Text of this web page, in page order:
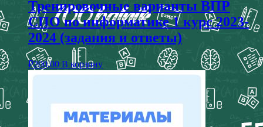
Тренировочные варианты ВПР
СПО по информатике 1 курс 2023-
2024 (задания и ответы)
₽200,00 В корзину